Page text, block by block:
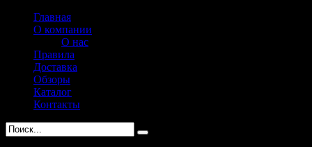
Главная
О компании
О нас
Правила
Доставка
Обзоры
Каталог
Контакты